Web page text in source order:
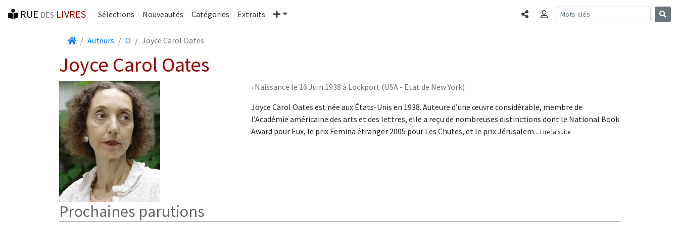
RUE DES LIVRES Sélections Nouveautés Catégories Extraits Plus PartagerConnexion
AccueilAuteurs O Joyce Carol Oates
Joyce Carol Oates
› Naissance le 16 Juin 1938 à Lockport (USA - Etat de New York)
Joyce Carol Oates est née aux États-Unis en 1938. Auteure d’une œuvre considérable, membre de
l’Académie américaine des arts et des lettres, elle a reçu de nombreuses distinctions dont le National Book
Award pour Eux, le prix Femina étranger 2005 pour Les Chutes, et le prix Jérusalem... Lire la suite
Prochaines parutions